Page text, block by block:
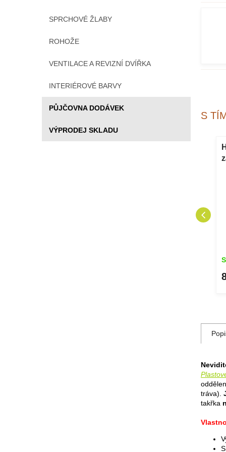
SPRCHOVÉ ŽLABY
ROHOŽE
VENTILACE A REVIZNÍ DVÍŘKA
INTERIÉROVÉ BARVY
PŮJČOVNA DODÁVEK
VÝPRODEJ SKLADU
S
tráva).
takřka